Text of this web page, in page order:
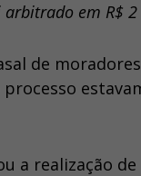
arbitrado em R$
de
a realização de